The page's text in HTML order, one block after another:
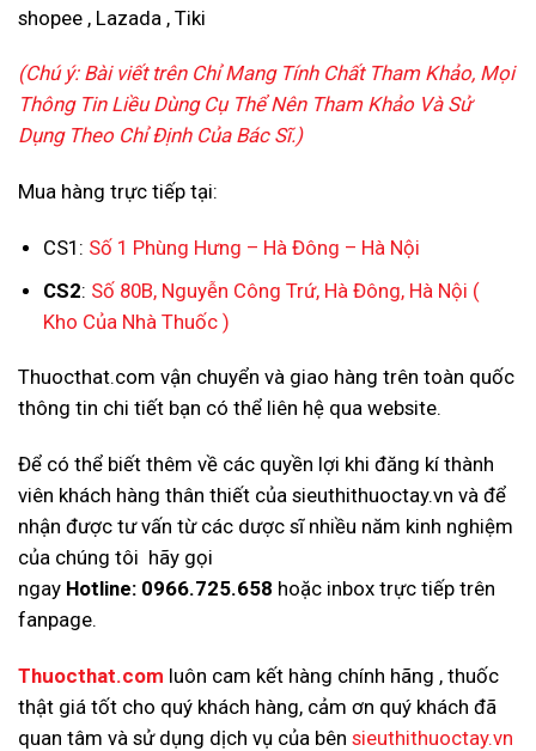
shopee , Lazada , Tiki
(Chú ý: Bài viết trên Chỉ Mang Tính Chất Tham Khảo, Mọi
Thông Tin Liều Dùng Cụ Thể Nên Tham Khảo Và Sử
Dụng Theo Chỉ Định Của Bác Sĩ.)
Mua hàng trực tiếp tại:
CS1: Số 1 Phùng Hưng – Hà Đông – Hà Nội
CS2: Số 80B, Nguyễn Công Trứ, Hà Đông, Hà Nội (
Kho Của Nhà Thuốc )
Thuocthat.com vận chuyển và giao hàng trên toàn quốc
thông tin chi tiết bạn có thể liên hệ qua website.
Để có thể biết thêm về các quyền lợi khi đăng kí thành
viên khách hàng thân thiết của sieuthithuoctay.vn và để
nhận được tư vấn từ các dược sĩ nhiều năm kinh nghiệm
của chúng tôi hãy gọi
ngay Hotline: 0966.725.658 hoặc inbox trực tiếp trên
fanpage.
Thuocthat.com luôn cam kết hàng chính hãng , thuốc
thật giá tốt cho quý khách hàng, cảm ơn quý khách đã
quan tâm và sử dụng dịch vụ của bên sieuthithuoctay.vn